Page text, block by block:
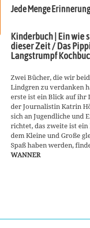
Jede Menge
Kinderbuch | Ein wie
dieser Zeit / Das
Langstrumpf
Zwei Bücher, die wir
Lindgren zu verdanken
erste ist ein Blick auf ihr
der Journalistin Katrin
sich an Jugendliche und
richtet, das zweite ist ein
dem Kleine und Große
Spaß haben werden,
WANNER